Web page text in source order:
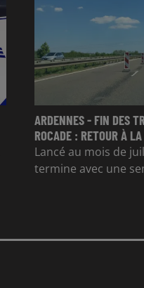
ARDENNES - FIN DES
ROCADE : RETOUR À
Lancé au mois de
termine avec une